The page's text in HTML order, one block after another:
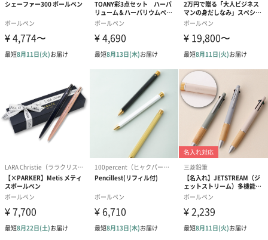
紙袋
お渡し用の紙袋です。
商品に合わせたサイズをお届けします。
メッセージカード（通常・写真・グリーティング）
誕生日や結婚祝い・出産祝いなど、様々なシーンのメッセージカ
ードを同梱します。